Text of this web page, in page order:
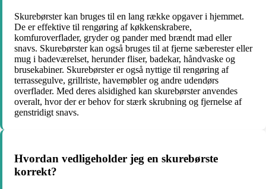
Skurebørster kan bruges til en lang række opgaver i hjemmet.
De er effektive til rengøring af køkkenskrabere,
komfuroverflader, gryder og pander med brændt mad eller
snavs. Skurebørster kan også bruges til at fjerne sæberester eller
mug i badeværelset, herunder fliser, badekar, håndvaske og
brusekabiner. Skurebørster er også nyttige til rengøring af
terrassegulve, grillriste, havemøbler og andre udendørs
overflader. Med deres alsidighed kan skurebørster anvendes
overalt, hvor der er behov for stærk skrubning og fjernelse af
genstridigt snavs.
Hvordan vedligeholder jeg en skurebørste
korrekt?